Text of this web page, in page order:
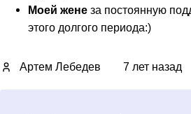
Моей жене за постоянную
этого долгого периода:)
Артем Лебедев 7 лет назад